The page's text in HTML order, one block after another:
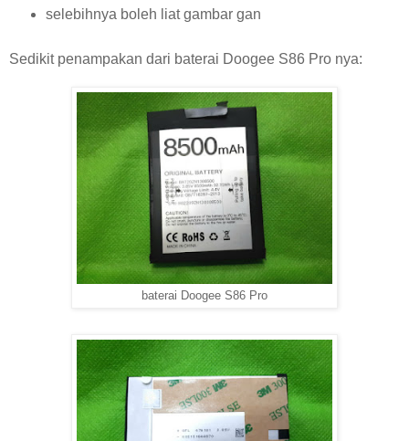
selebihnya boleh liat gambar gan
Sedikit penampakan dari baterai Doogee S86 Pro nya:
baterai Doogee S86 Pro